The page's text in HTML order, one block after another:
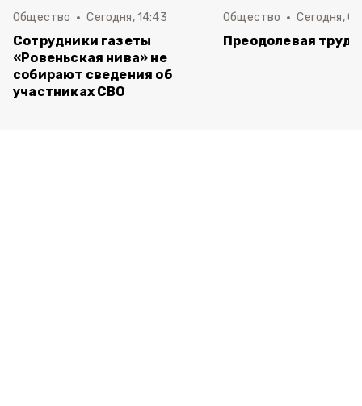
Общество Сегодня, 14:43
Сотрудники газеты
«Ровеньская нива» не
собирают сведения об
участниках СВО
Общество Сегодня,
Преодолевая